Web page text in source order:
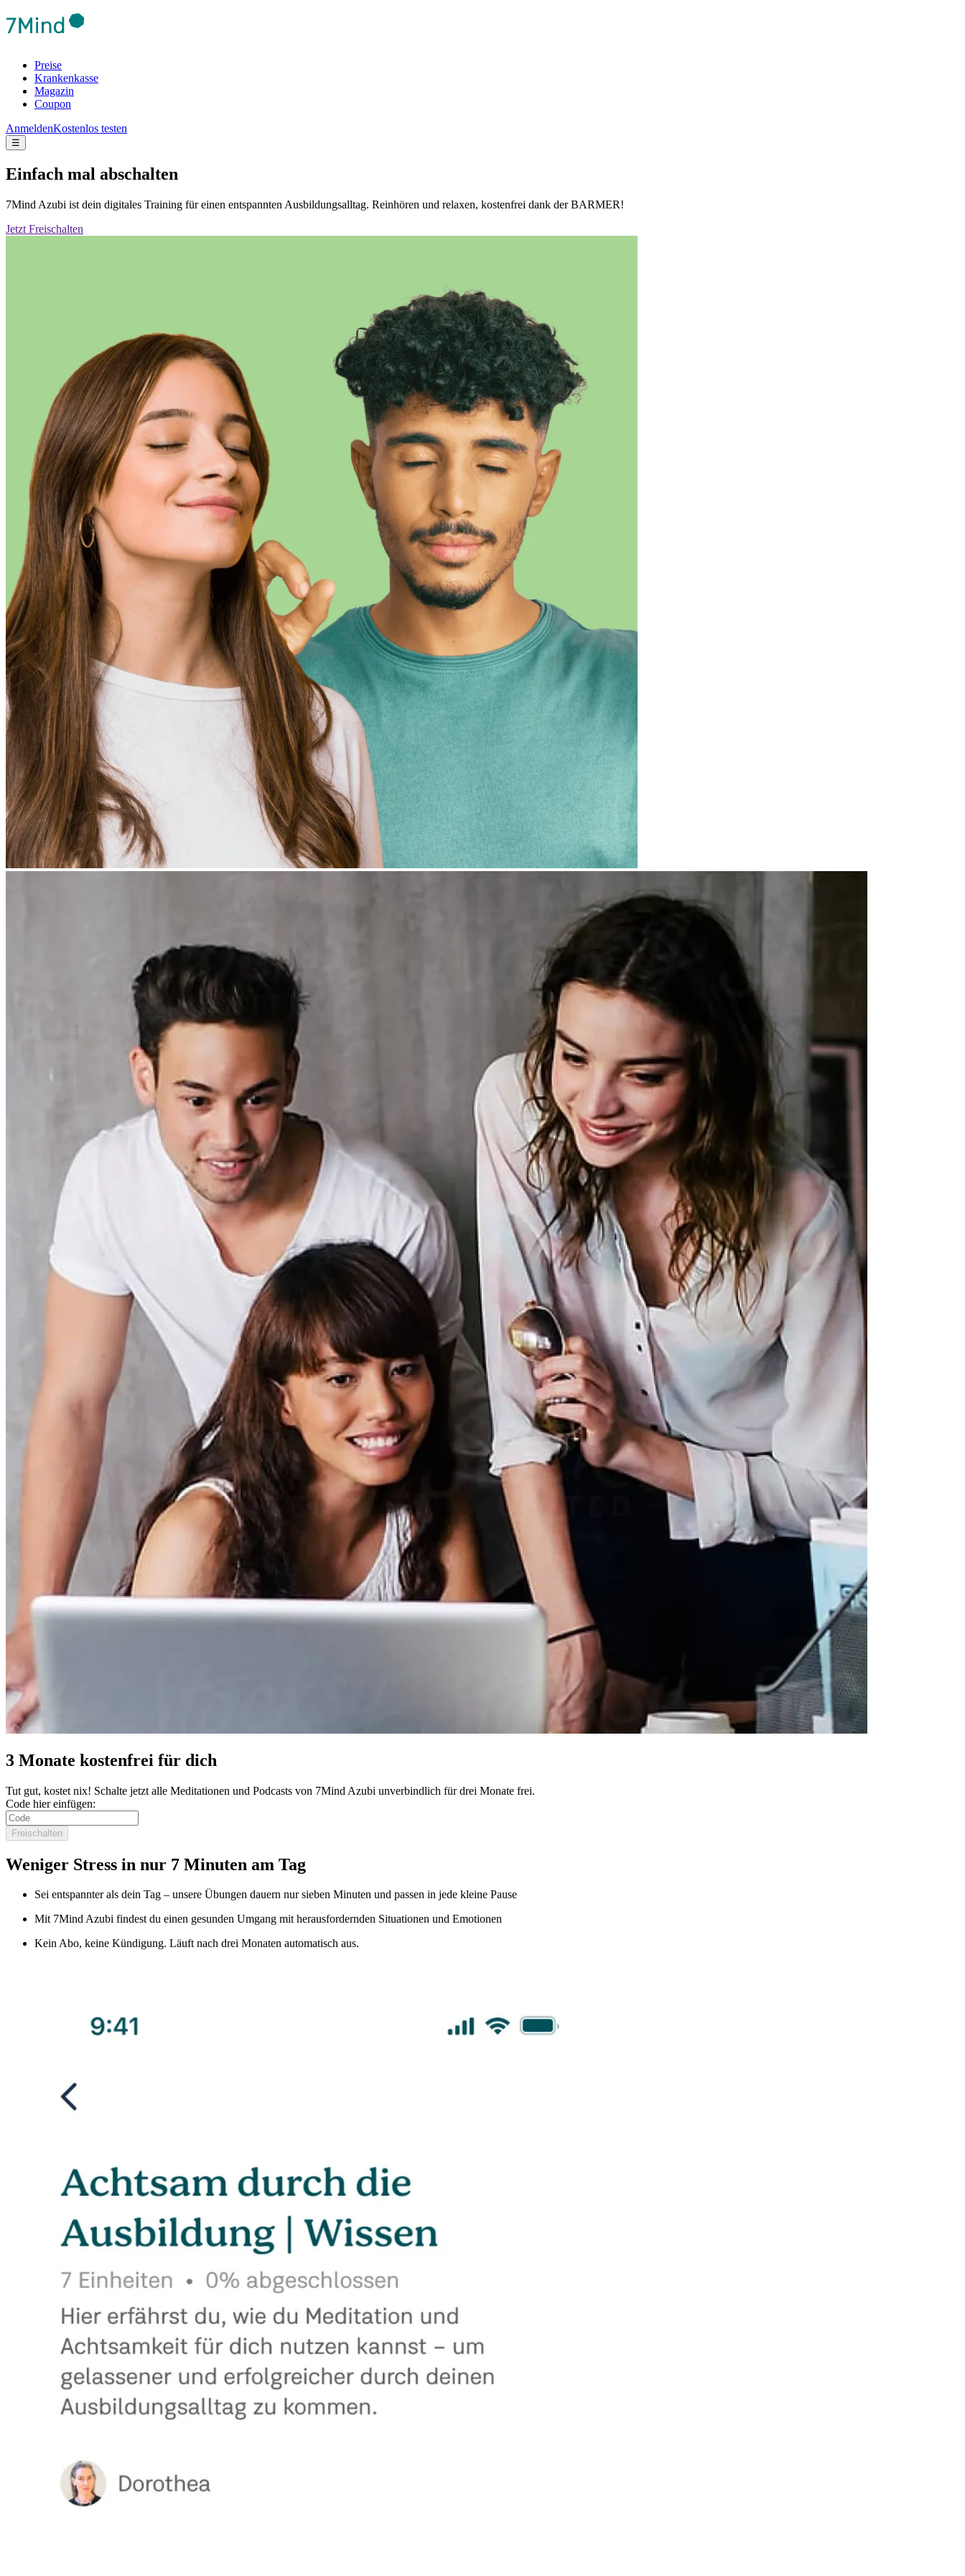
Preise
Krankenkasse
Magazin
Coupon
AnmeldenKostenlos testen
☰
Einfach mal abschalten
7Mind Azubi ist dein digitales Training für einen entspannten Ausbildungsalltag. Reinhören und relaxen, kostenfrei dank der BARMER!
Jetzt Freischalten
3 Monate kostenfrei für dich
Tut gut, kostet nix! Schalte jetzt alle Meditationen und Podcasts von 7Mind Azubi unverbindlich für drei Monate frei.
Code hier einfügen:
Freischalten
Weniger Stress in nur 7 Minuten am Tag
Sei entspannter als dein Tag – unsere Übungen dauern nur sieben Minuten und passen in jede kleine Pause
Mit 7Mind Azubi findest du einen gesunden Umgang mit herausfordernden Situationen und Emotionen
Kein Abo, keine Kündigung. Läuft nach drei Monaten automatisch aus.